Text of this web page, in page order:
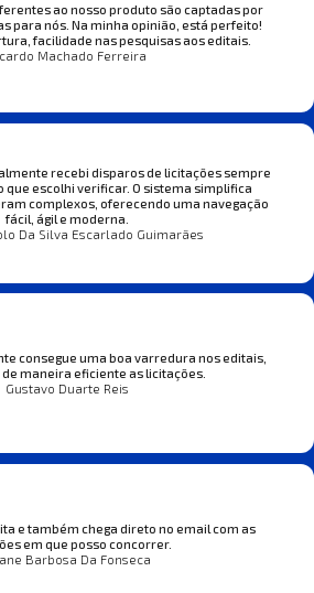
ao nosso produto são captadas por
para nós. Na minha opinião, está perfeito!
facilidade nas pesquisas aos editais.
Machado Ferreira
recebi disparos de licitações sempre
que escolhi verificar. O sistema simplifica
complexos, oferecendo uma navegação
fácil, ágil e moderna.
Da Silva Escarlado Guimarães
consegue uma boa varredura nos editais,
maneira eficiente as licitações.
Gustavo Duarte Reis
e também chega direto no email com as
em que posso concorrer.
Barbosa Da Fonseca